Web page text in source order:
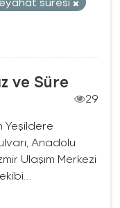
ve Süre
29
Anadolu
Ulaşım Merkezi